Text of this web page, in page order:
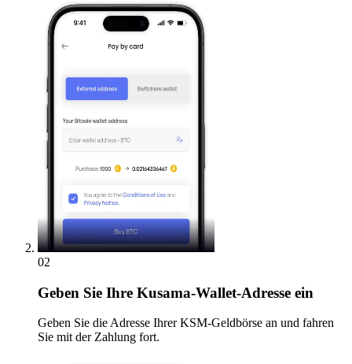
02
Geben Sie Ihre Kusama-Wallet-Adresse ein
Geben Sie die Adresse Ihrer KSM-Geldbörse an und fahren
Sie mit der Zahlung fort.